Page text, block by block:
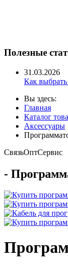
Полезные
31.03.2026
Как
Вы здесь:
Главная
Каталог
Аксессуары
СвязьОптСервис
-